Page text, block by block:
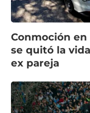
Conmoción
se quitó la
ex pareja